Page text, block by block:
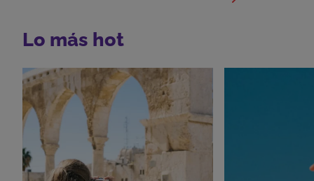
Lo más hot